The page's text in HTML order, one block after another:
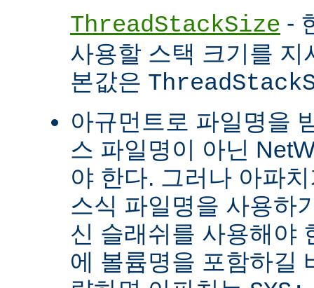
ThreadStackSize -
사용할 스택 크기를 지
본값은
아규먼트로 파일명을
스 파일명이 아닌
야 한다. 그러나 아파
스식 파일명을 사용하
신 슬래쉬를 사용해야
에 볼륨명을 포함하길